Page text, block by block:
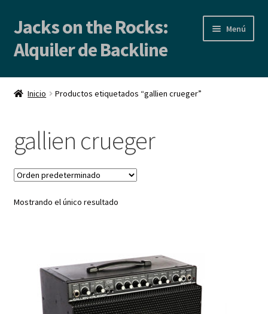
Ir
a
la
Ir
al
contenido
Jacks on the Rocks:
Alquiler de Backline
Menú
Inicio
Locales de Ensayo
Contacto
Blog
Inicio Productos etiquetados “gallien crueger”
gallien crueger
Mostrando el único resultado